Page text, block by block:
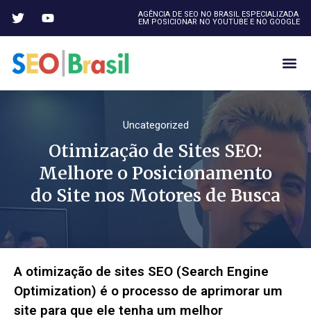
AGÊNCIA DE SEO NO BRASIL ESPECIALIZADA
EM POSICIONAR NO YOUTUBE E NO GOOGLE
Uncategorized
Otimização de Sites SEO:
Melhore o Posicionamento
do Site nos Motores de Busca
A otimização de sites SEO (Search Engine
Optimization) é o processo de aprimorar um
site para que ele tenha um melhor